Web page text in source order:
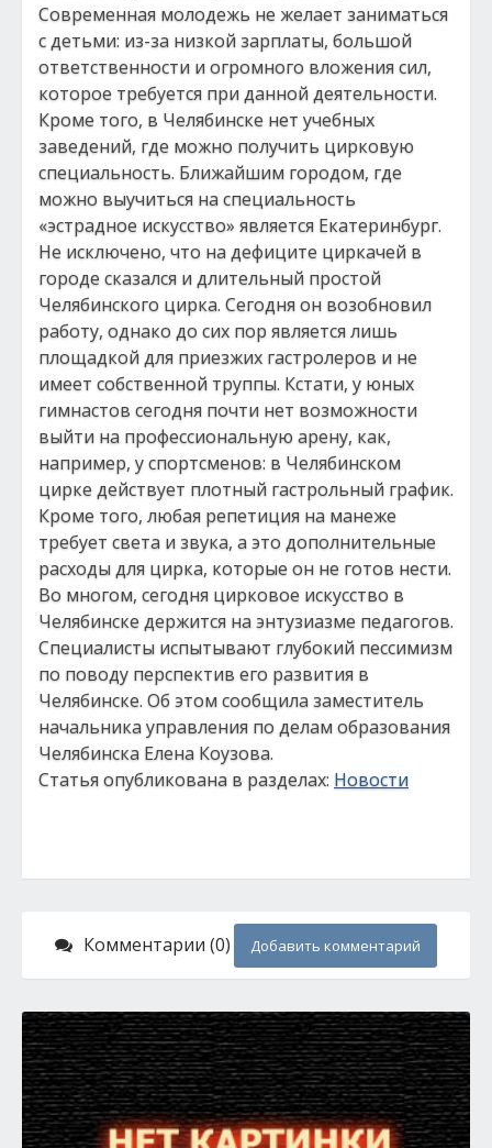
Современная молодежь не желает заниматься
с детьми: из-за низкой зарплаты, большой
ответственности и огромного вложения сил,
которое требуется при данной деятельности.
Кроме того, в Челябинске нет учебных
заведений, где можно получить цирковую
специальность. Ближайшим городом, где
можно выучиться на специальность
«эстрадное искусство» является Екатеринбург.
Не исключено, что на дефиците циркачей в
городе сказался и длительный простой
Челябинского цирка. Сегодня он возобновил
работу, однако до сих пор является лишь
площадкой для приезжих гастролеров и не
имеет собственной труппы. Кстати, у юных
гимнастов сегодня почти нет возможности
выйти на профессиональную арену, как,
например, у спортсменов: в Челябинском
цирке действует плотный гастрольный график.
Кроме того, любая репетиция на манеже
требует света и звука, а это дополнительные
расходы для цирка, которые он не готов нести.
Во многом, сегодня цирковое искусство в
Челябинске держится на энтузиазме педагогов.
Специалисты испытывают глубокий пессимизм
по поводу перспектив его развития в
Челябинске. Об этом сообщила заместитель
начальника управления по делам образования
Челябинска Елена Коузова.
Статья опубликована в разделах: Новости
Комментарии (0) Добавить комментарий